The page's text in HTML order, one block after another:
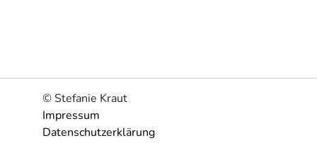
© Stefanie Kraut
Impressum
Datenschutzerklärung